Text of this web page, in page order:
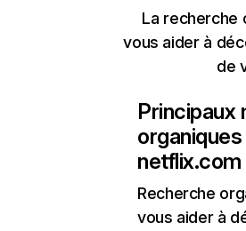
La recherche
vous aider à
de
Principaux
netflix.com
Recherche
vous aider à